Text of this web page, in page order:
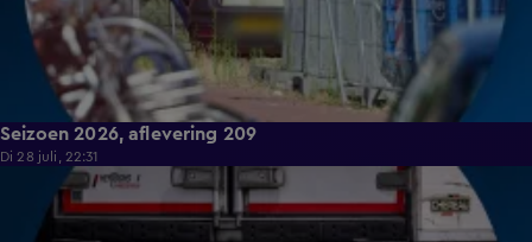
Seizoen 2026, aflevering 209
Di 28 juli, 22:31